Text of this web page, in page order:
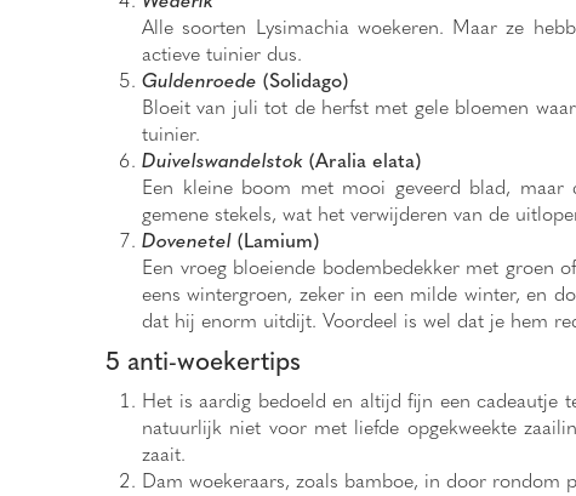
Alle soorten Lysimachia woekeren. Maar ze
actieve tuinier dus.
Guldenroede (Solidago)
Bloeit van juli tot de herfst met gele bloemen
tuinier.
Duivelswandelstok (Aralia elata)
Een kleine boom met mooi geveerd blad, maar
gemene stekels, wat het verwijderen van de
Dovenetel (Lamium)
Een vroeg bloeiende bodembedekker met groen
eens wintergroen, zeker in een milde winter, en
dat hij enorm uitdijt. Voordeel is wel dat je hem
5 anti-woekertips
Het is aardig bedoeld en altijd fijn een cadeautje
natuurlijk niet voor met liefde opgekweekte
zaait.
Dam woekeraars, zoals bamboe, in door rondom